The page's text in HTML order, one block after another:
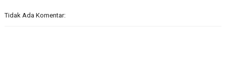
Tidak Ada Komentar: